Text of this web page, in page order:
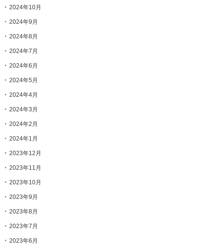
2024年10月
2024年9月
2024年8月
2024年7月
2024年6月
2024年5月
2024年4月
2024年3月
2024年2月
2024年1月
2023年12月
2023年11月
2023年10月
2023年9月
2023年8月
2023年7月
2023年6月